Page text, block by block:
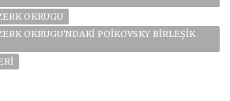
OKRUGU
OKRUGU'NDAKI POIKOVSKY BIRLEŞIK